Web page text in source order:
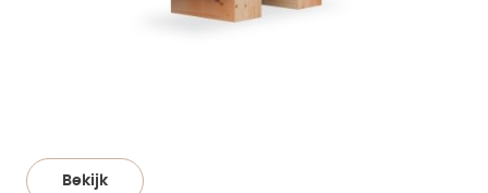
Bekijk